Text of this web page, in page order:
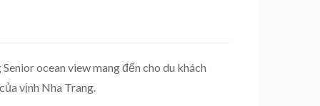
ocean view mang đến cho du khách
vịnh Nha Trang.